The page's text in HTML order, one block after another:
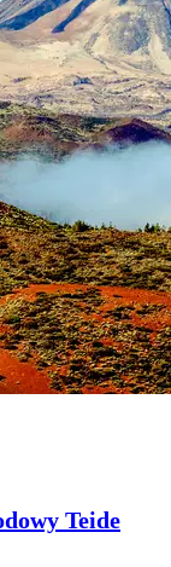
Teide